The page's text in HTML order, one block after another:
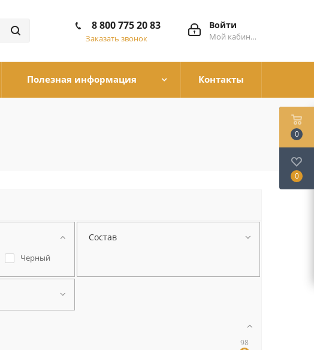
Войти
Мой кабинет
8 800 775 20 83
Заказать звонок
Полезная информация Контакты
Черный
Состав
98
0
0